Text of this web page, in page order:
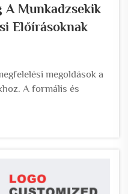
A Munkadzsekik
Előírásoknak
megoldások a
A formális és
a hibrid
munkakörnyezet
képes a nappali